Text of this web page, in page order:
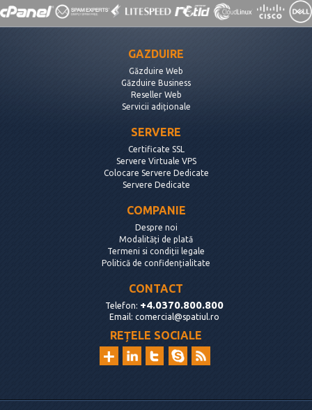
GAZDUIRE
Găzduire Web
Găzduire Business
Reseller Web
Servicii adiționale
SERVERE
Certificate SSL
Servere Virtuale VPS
Colocare Servere Dedicate
Servere Dedicate
COMPANIE
Despre noi
Modalități de plată
Termeni si condiții legale
Politică de confidențialitate
CONTACT
Telefon: +4.0370.800.800
Email: comercial@spatiul.ro
REȚELE SOCIALE